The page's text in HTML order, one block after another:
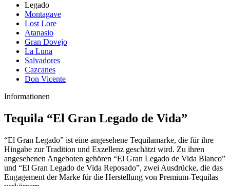
Legado
Montagave
Lost Lore
Atanasio
Gran Dovejo
La Luna
Salvadores
Cazcanes
Don Vicente
Informationen
Tequila “El Gran Legado de Vida”
“El Gran Legado” ist eine angesehene Tequilamarke, die für ihre
Hingabe zur Tradition und Exzellenz geschätzt wird. Zu ihren
angesehenen Angeboten gehören “El Gran Legado de Vida Blanco”
und “El Gran Legado de Vida Reposado”, zwei Ausdrücke, die das
Engagement der Marke für die Herstellung von Premium-Tequilas